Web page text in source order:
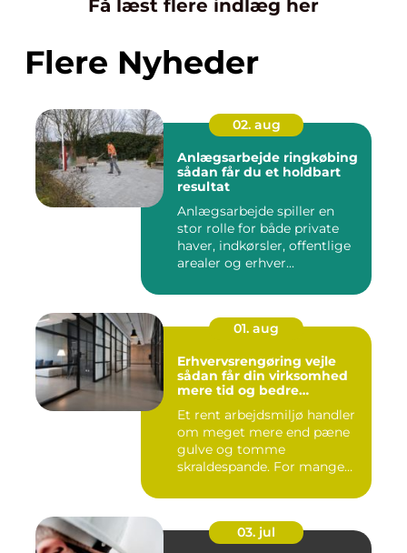
Få læst flere indlæg her
Flere Nyheder
02. aug
Anlægsarbejde ringkøbing
sådan får du et holdbart
resultat
Anlægsarbejde spiller en
stor rolle for både private
haver, indkørsler, offentlige
arealer og erhver...
01. aug
Erhvervsrengøring vejle
sådan får din virksomhed
mere tid og bedre
Et rent arbejdsmiljø handler
om meget mere end pæne
gulve og tomme
skraldespande. For mange
03. jul